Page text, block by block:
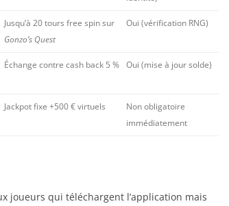
Jusqu’à 20 tours free spin sur
Gonzo’s Quest
Oui (vérification RNG)
Échange contre cash back 5 % Oui (mise à jour solde)
Jackpot fixe +500 € virtuels
Non obligatoire
immédiatement
joueurs qui téléchargent l’application mais